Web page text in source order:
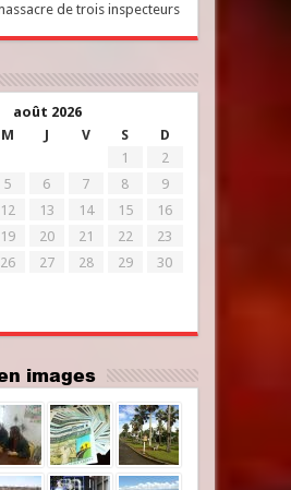
de trois inspecteurs
août 2026
M J V S D
1
2
5 6 7 8
9
12 13 14 15
16
19 20 21 22
23
26 27 28 29
30
images